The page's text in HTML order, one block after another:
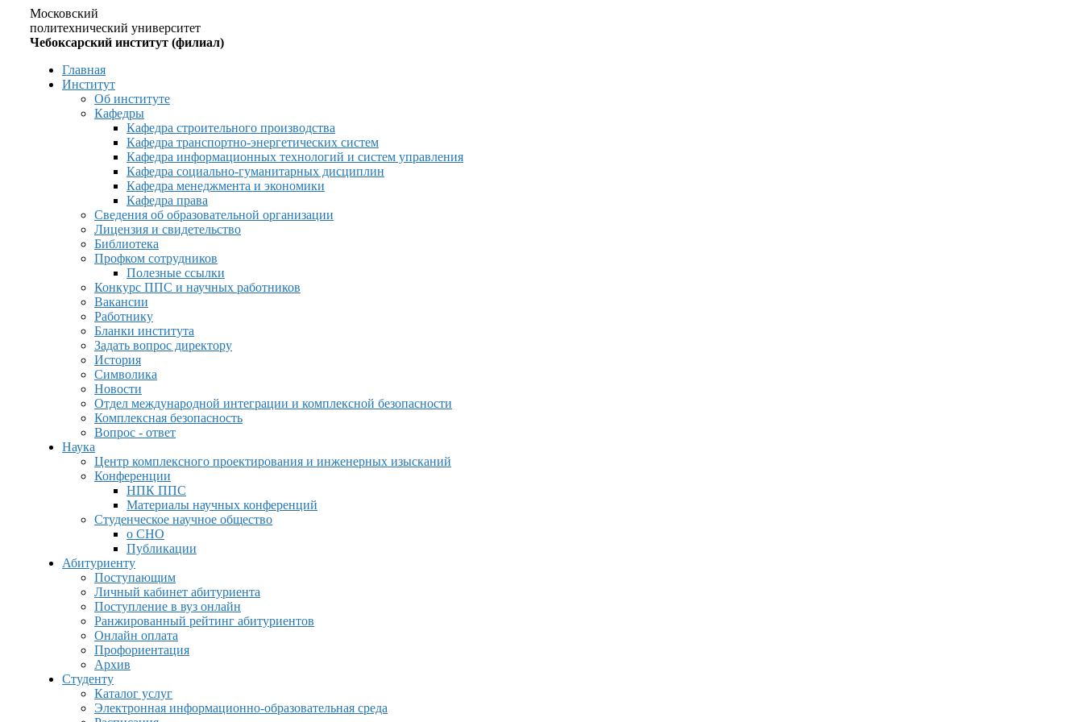
Московский
политехнический университет
Чебоксарский институт (филиал)
Главная
Институт
Об институте
Кафедры
Кафедра строительного производства
Кафедра транспортно-энергетических систем
Кафедра информационных технологий и систем управления
Кафедра социально-гуманитарных дисциплин
Кафедра менеджмента и экономики
Кафедра права
Сведения об образовательной организации
Лицензия и свидетельство
Библиотека
Профком сотрудников
Полезные ссылки
Конкурс ППС и научных работников
Вакансии
Работнику
Бланки института
Задать вопрос директору
История
Символика
Новости
Отдел международной интеграции и комплексной безопасности
Комплексная безопасность
Вопрос - ответ
Наука
Центр комплексного проектирования и инженерных изысканий
Конференции
НПК ППС
Материалы научных конференций
Студенческое научное общество
о СНО
Публикации
Абитуриенту
Поступающим
Личный кабинет абитуриента
Поступление в вуз онлайн
Ранжированный рейтинг абитуриентов
Онлайн оплата
Профориентация
Архив
Студенту
Каталог услуг
Электронная информационно-образовательная среда